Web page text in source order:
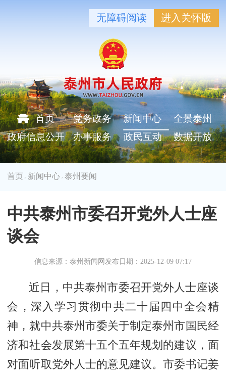
无障碍阅读 进入关怀版
首页 党务政务 新闻中心
全景泰州
政府信息公开
办事服务 政民互动 数据开放
首页 > 新闻中心 >泰州要闻
中共泰州市委召开党外人士座
谈会
信息来源：泰州新闻网发布日期：2025-12-09 07:17
近日，中共泰州市委召开党外人士座谈
会，深入学习贯彻中共二十届四中全会精
神，就中共泰州市委关于制定泰州市国民经
济和社会发展第十五个五年规划的建议，面
对面听取党外人士的意见建议。市委书记姜